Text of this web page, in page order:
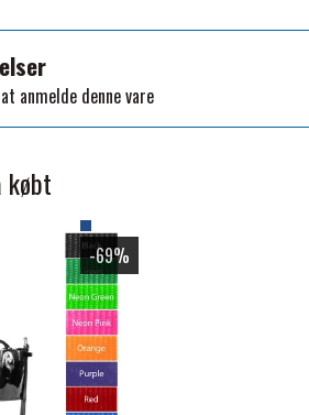
-BRANDS OF Q
EQUINE INSEKTBESKYTTELSE
anmelde denne vare
købt
-69%